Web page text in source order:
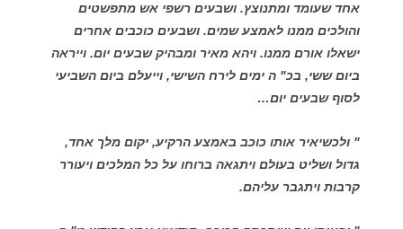
אחד שעומד ומתנוצץ. ושבעים רשפי אש מתפשטים
והולכים ממנו לאמצע שמים. ושבעים כוכבים אחרים
ישאלו אורם ממנו. ויהא מאיר ומבהיק שבעים יום. וייראה
ביום ששי, בכ" ה ימים לירח השישי, וייעלם ביום השביעי
לסוף שבעים יום…
" ולכשיאיר אותו כוכב באמצע הרקיע, יקום מלך אחד,
גדול ושליט בעולם ויתגאה ברוחו על כל המלכים ויעורר
קרבות ויתגבר עליהם.